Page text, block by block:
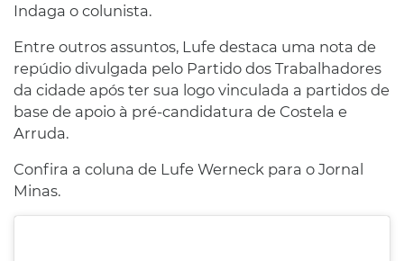
Indaga o colunista.
Entre outros assuntos, Lufe destaca uma nota de
repúdio divulgada pelo Partido dos Trabalhadores
da cidade após ter sua logo vinculada a partidos de
base de apoio à pré-candidatura de Costela e
Arruda.
Confira a coluna de Lufe Werneck para o Jornal
Minas.